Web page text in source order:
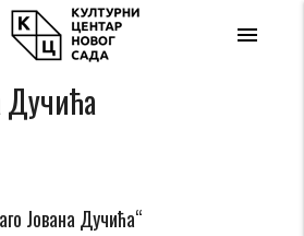
menu
Дучића
Јована Дучића“